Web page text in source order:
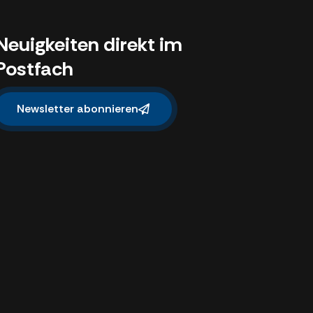
direkt im
Newsletter abonnieren